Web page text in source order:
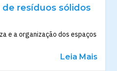
de resíduos sólidos
e a organização dos espaços
Leia Mais